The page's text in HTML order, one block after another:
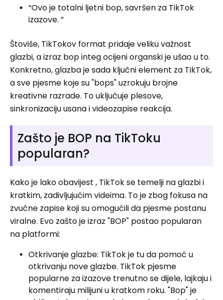
“Ovo je totalni ljetni bop, savršen za TikTok
izazove. ”
Štoviše, TikTokov format pridaje veliku važnost
glazbi, a izraz bop integ ocijeni organski je ušao u to.
Konkretno, glazba je sada ključni element za TikTok,
a sve pjesme koje su "bops" uzrokuju brojne
kreativne razrade. To uključuje plesove,
sinkronizaciju usana i videozapise reakcija.
Zašto je BOP na TikToku
popularan?
Kako je lako obavijest , TikTok se temelji na glazbi i
kratkim, zadivljujućim videima. To je zbog fokusa na
zvučne zapise koji su omogućili da pjesme postanu
viralne. Evo zašto je izraz "BOP" postao popularan
na platformi:
Otkrivanje glazbe: TikTok je tu da pomoć u
otkrivanju nove glazbe. TikTok pjesme
popularne za izazove trenutno se dijele, lajkaju i
komentiraju milijuni u kratkom roku. "Bop" je